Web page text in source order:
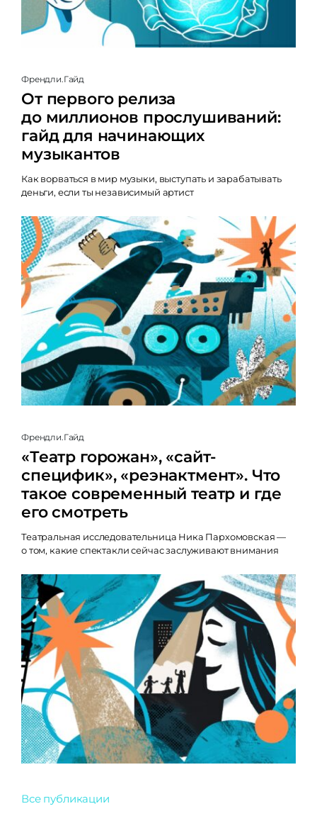
Френдли.Гайд
От первого релиза
до миллионов прослушиваний:
гайд для начинающих
музыкантов
Как ворваться в мир музыки, выступать и зарабатывать
деньги, если ты независимый артист
Френдли.Гайд
«Театр горожан», «сайт-
специфик», «реэнактмент». Что
такое современный театр и где
его смотреть
Театральная исследовательница Ника Пархомовская —
о том, какие спектакли сейчас заслуживают внимания
Все публикации